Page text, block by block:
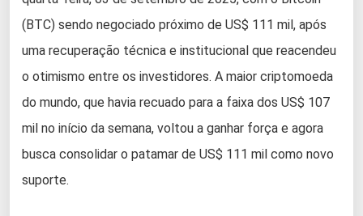
(BTC) sendo negociado próximo de US$ 111 mil, após
uma recuperação técnica e institucional que reacendeu
o otimismo entre os investidores. A maior criptomoeda
do mundo, que havia recuado para a faixa dos US$ 107
mil no início da semana, voltou a ganhar força e agora
busca consolidar o patamar de US$ 111 mil como novo
suporte.